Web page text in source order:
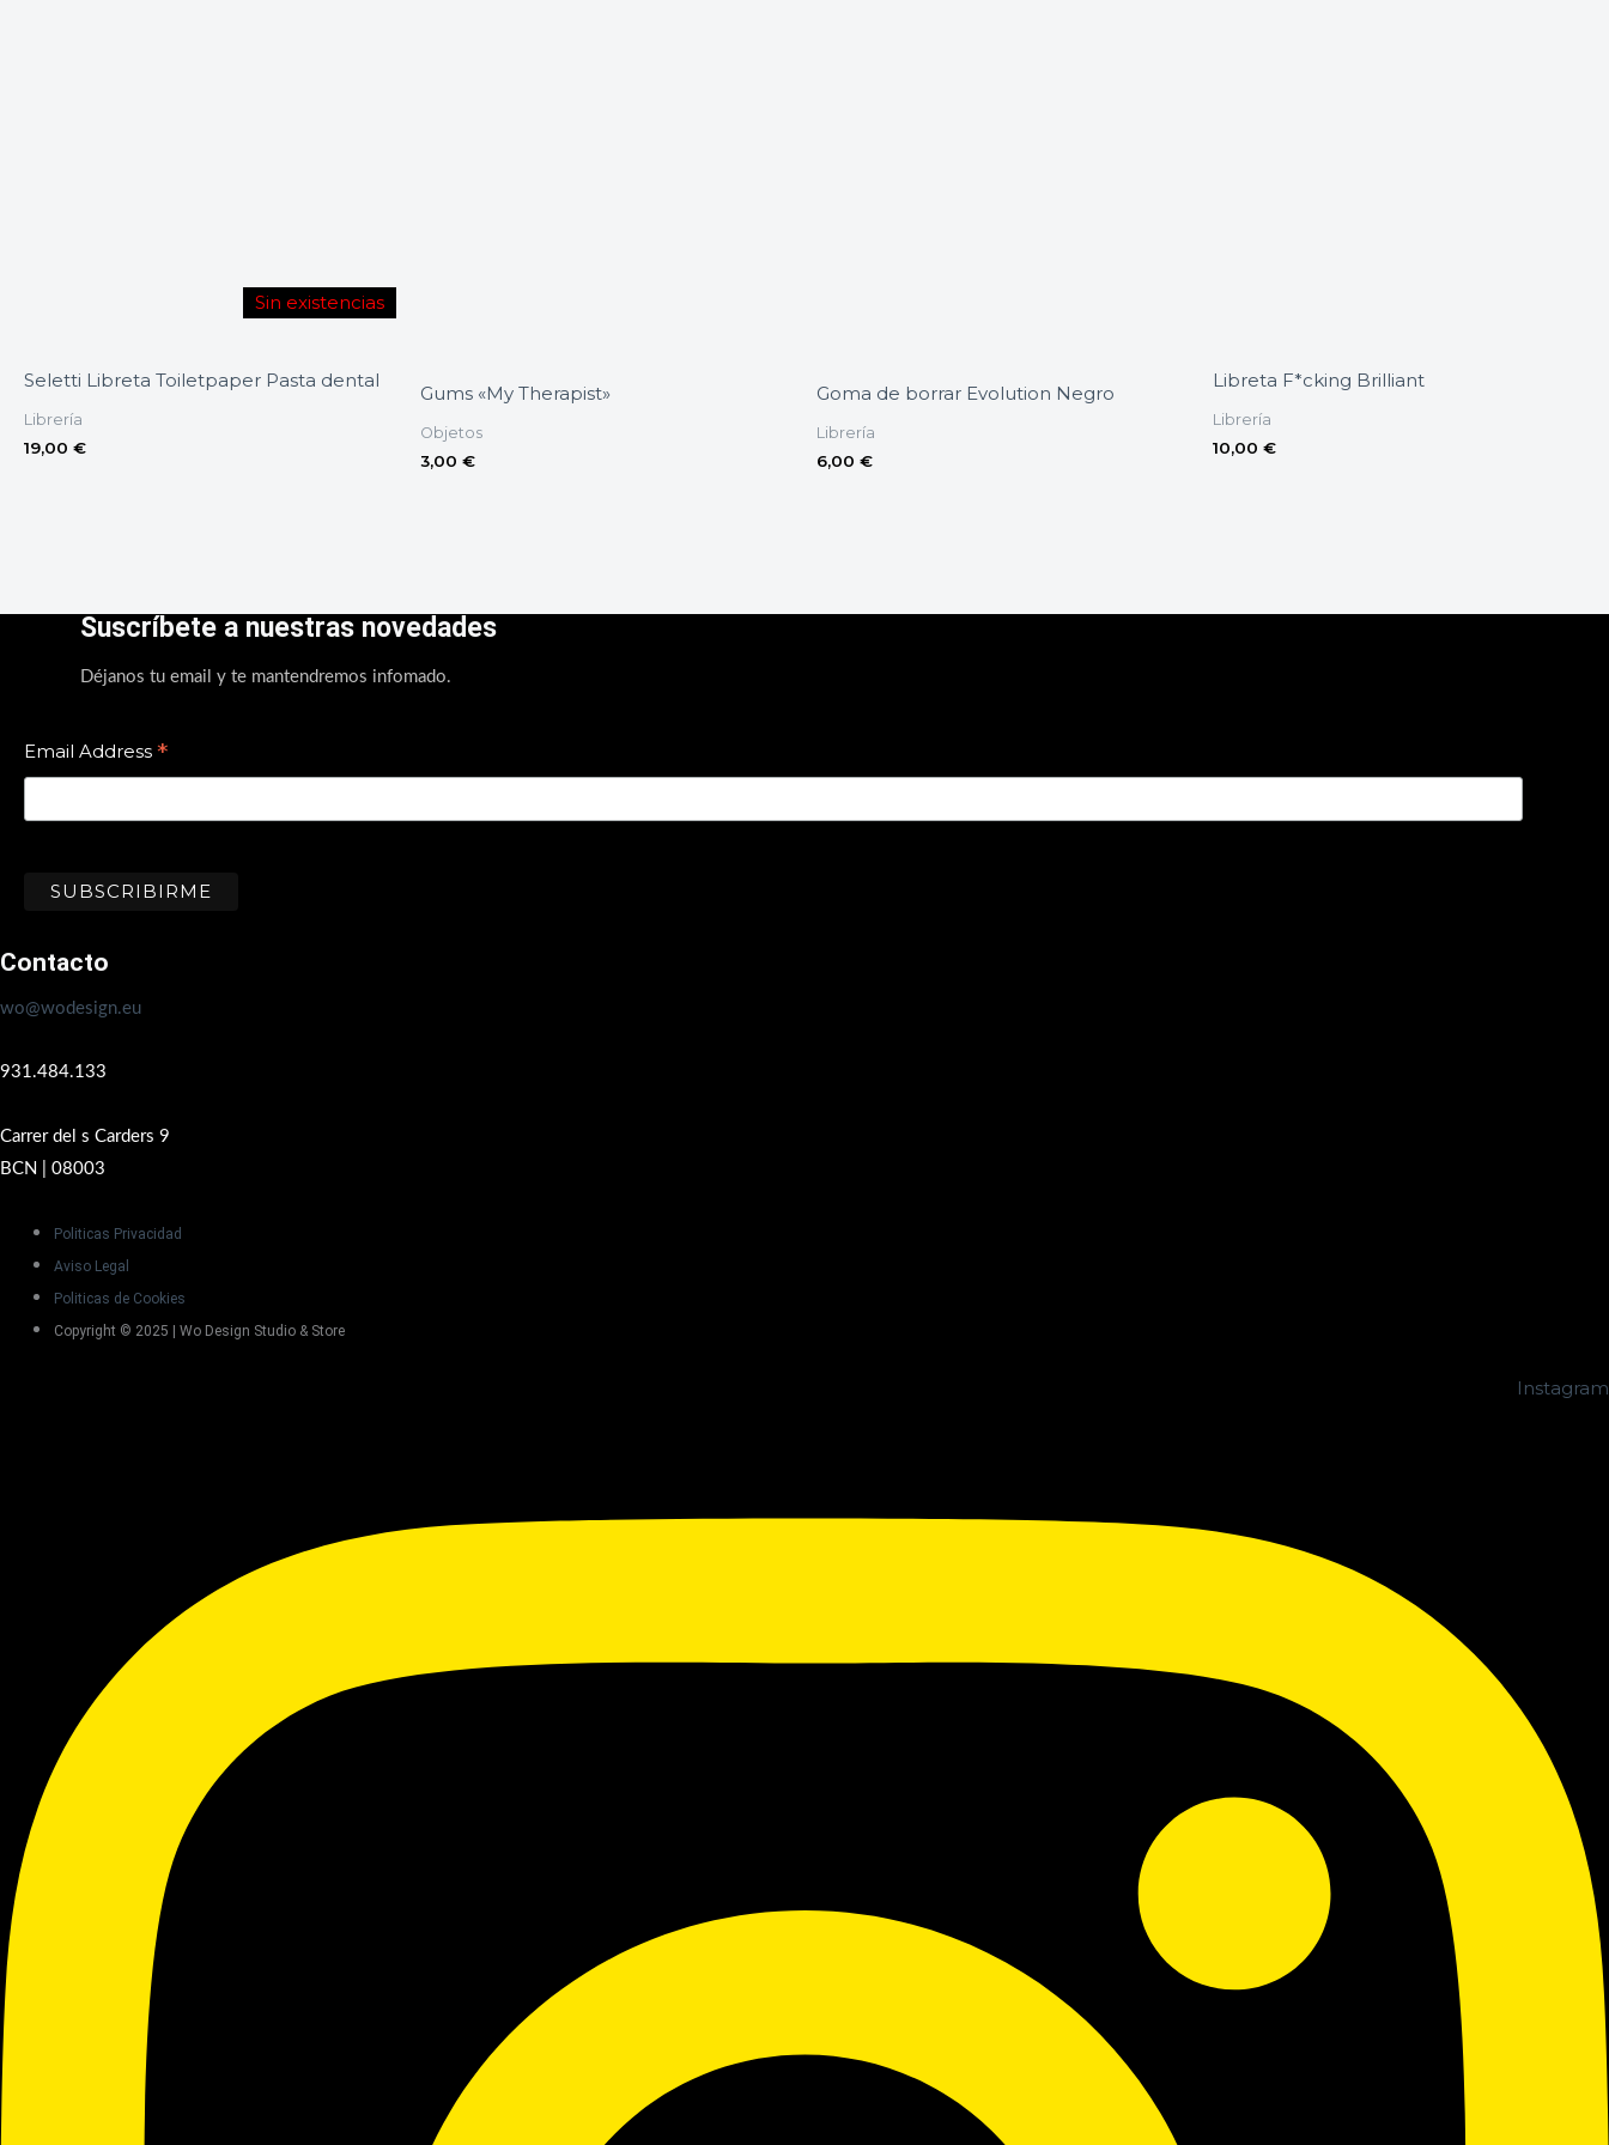
Sin existencias
Seletti Libreta Toiletpaper Pasta dental
Librería
19,00 €
Gums «My Therapist»
Objetos
3,00 €
Goma de borrar Evolution Negro
Librería
6,00 €
Libreta F*cking Brilliant
Librería
10,00 €
Suscríbete a nuestras novedades
Déjanos tu email y te mantendremos infomado.
Email Address *
Contacto
wo@wodesign.eu
931.484.133
Carrer del s Carders 9
BCN | 08003
Politicas Privacidad
Aviso Legal
Politicas de Cookies
Copyright © 2025 | Wo Design Studio & Store
Instagram